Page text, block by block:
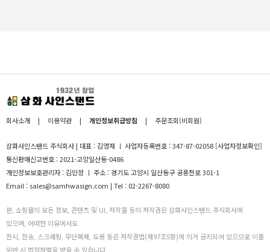
회사소개 | 이용약관 | 개인정보취급방침 | 주문조회(비회원)
삼화사인스탠드 주식회사 | 대표 : 김영재 ㅣ 사업자등록번호 : 347-87-02058 [사업자정보확인]
통신판매신고번호 : 2021-고양일산동-0486
개인정보보호관리자 : 김민정 ㅣ 주소 : 경기도 고양시 일산동구 공릉천로 301-1
Email : sales@samhwasign.com | Tel : 02-2267-8080
본, 쇼핑몰의 모든 정보, 콘텐츠 및 UI, 저작물 등의 저작권은 삼화사인스탠드 주식회사에
있으며, 어떠한 이유에서도
전시, 전송, 스크래핑, 무단복제, 도용 등은 저작권법(제97조5항)에 의거 금지되어 있으므로 이를
위반 시 법적처벌을 받을 수 있습니다.